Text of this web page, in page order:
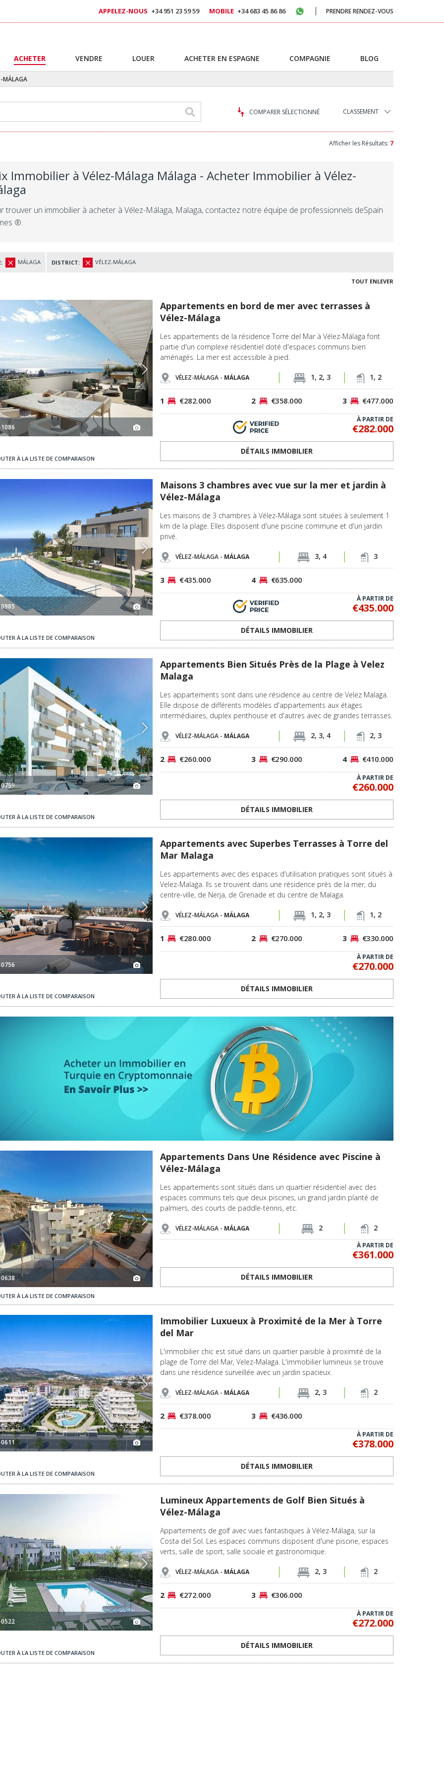
MÁLAGA
COMPARER SÉLECTIONNÉ CLASSEMENT
Afficher les Résultats: 7
Immobilier à Vélez-Málaga Málaga - Acheter Immobilier à Vélez-
trouver un immobilier à acheter à Vélez-Málaga, Malaga, contactez notre équipe de professionnels deSpain
®.
MÁLAGA DISTRICT: VÉLEZ-MÁLAGA
TOUT ENLEVER
2 Appartements En Bord De Mer Avec Terrasses À Vélez-málaga 3Appartements en bord de mer avec terrasses à
Vélez-Málaga
Les appartements de la résidence Torre del Mar à Vélez-Málaga font
partie d'un complexe résidentiel doté d'espaces communs bien
aménagés. La mer est accessible à pied.
VÉLEZ-MÁLAGA - MÁLAGA 1, 2, 3 1, 2
1 €282.000 2 €358.000 3 €477.000
À PARTIR DE
€282.000
DÉTAILS IMMOBILIER
À LA LISTE DE COMPARAISON
2
Maisons 3 Chambres Avec Vue Sur La Mer Et Jardin À Vélez-málaga 3Maisons 3 chambres avec vue sur la mer et jardin à
Vélez-Málaga
Les maisons de 3 chambres à Vélez-Málaga sont situées à seulement 1
km de la plage. Elles disposent d'une piscine commune et d'un jardin
privé.
VÉLEZ-MÁLAGA - MÁLAGA 3, 4 3
3 €435.000 4 €635.000
À PARTIR DE
€435.000
DÉTAILS IMMOBILIER
À LA LISTE DE COMPARAISON
Appartements Bien Situés Près De La Plage À Velez Malaga 3Appartements Bien Situés Près de la Plage à Velez
Malaga
Les appartements sont dans une résidence au centre de Velez Malaga.
Elle dispose de différents modèles d'appartements aux étages
intermédiaires, duplex penthouse et d'autres avec de grandes terrasses.
VÉLEZ-MÁLAGA - MÁLAGA 2, 3, 4 2, 3
2 €260.000 3 €290.000 4 €410.000
À PARTIR DE
€260.000
DÉTAILS IMMOBILIER
À LA LISTE DE COMPARAISON
2
Appartements Avec Superbes Terrasses À Torre Del Mar Malaga 3Appartements avec Superbes Terrasses à Torre del
Mar Malaga
Les appartements avec des espaces d'utilisation pratiques sont situés à
Velez-Malaga. Ils se trouvent dans une résidence près de la mer, du
centre-ville, de Nerja, de Grenade et du centre de Malaga.
VÉLEZ-MÁLAGA - MÁLAGA 1, 2, 3 1, 2
1 €280.000 2 €270.000 3 €330.000
À PARTIR DE
€270.000
DÉTAILS IMMOBILIER
À LA LISTE DE COMPARAISON
2
Appartements Dans Une Résidence Avec Piscine À Vélez-málaga 3Appartements Dans Une Résidence avec Piscine à
Vélez-Málaga
Les appartements sont situés dans un quartier résidentiel avec des
espaces communs tels que deux piscines, un grand jardin planté de
palmiers, des courts de paddle-tennis, etc.
VÉLEZ-MÁLAGA - MÁLAGA 2 2
À PARTIR DE
€361.000
DÉTAILS IMMOBILIER
À LA LISTE DE COMPARAISON
Immobilier Luxueux À Proximité De La Mer À Torre Del Mar 3Immobilier Luxueux à Proximité de la Mer à Torre
del Mar
L'immobilier chic est situé dans un quartier paisible à proximité de la
plage de Torre del Mar, Velez-Malaga. L'immobilier lumineux se trouve
dans une résidence surveillée avec un jardin spacieux.
VÉLEZ-MÁLAGA - MÁLAGA 2, 3 2
2 €378.000 3 €436.000
À PARTIR DE
€378.000
DÉTAILS IMMOBILIER
À LA LISTE DE COMPARAISON
Lumineux Appartements De Golf Bien Situés À Vélez-málaga 3Lumineux Appartements de Golf Bien Situés à
Vélez-Málaga
Appartements de golf avec vues fantastiques à Vélez-Málaga, sur la
Costa del Sol. Les espaces communs disposent d'une piscine, espaces
verts, salle de sport, salle sociale et gastronomique.
VÉLEZ-MÁLAGA - MÁLAGA 2, 3 2
2 €272.000 3 €306.000
À PARTIR DE
€272.000
DÉTAILS IMMOBILIER
À LA LISTE DE COMPARAISON
APPELEZ-NOUS +34 951 23 59 59 MOBILE +34 683 45 86 86 PRENDRE RENDEZ-VOUS
ACHETER VENDRE LOUER ACHETER EN ESPAGNE COMPAGNIE BLOG